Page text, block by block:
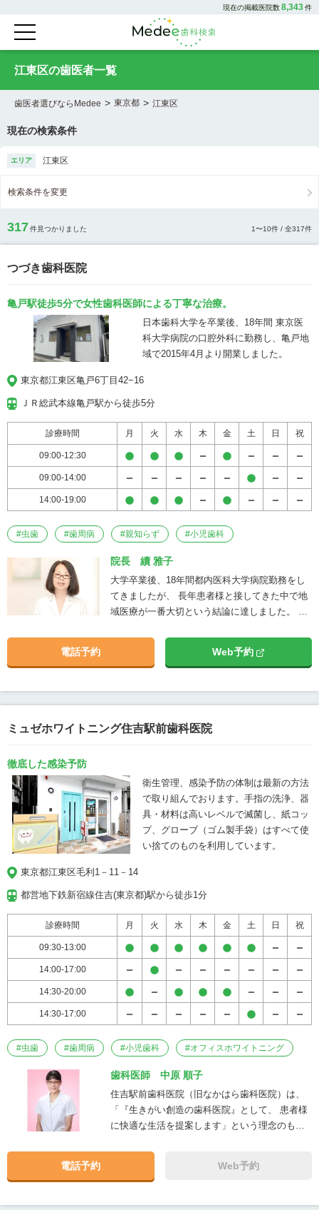
現在の掲載医院数8,343件
江東区の歯医者一覧
歯医者選びならMedee > 東京都 > 江東区
現在の検索条件
エリア 江東区
検索条件を変更
317件見つかりました 1〜10件 / 全317件
つづき歯科医院
東京都江東区亀戸6丁目42−16
ＪＲ総武本線亀戸駅から徒歩5分
診療時間 月 火 水 木 金 土 日 祝
09:00-12:30
09:00-14:00
14:00-19:00
#虫歯 #歯周病 #親知らず #小児歯科
亀戸駅徒歩5分で女性歯科医師による丁寧な治療。
日本歯科大学を卒業後、18年間 東京医
科大学病院の口腔外科に勤務し、亀戸地
域で2015年4月より開業しました。
院長 續 雅子
大学卒業後、18年間都内医科大学病院勤務をし
てきましたが、 長年患者様と接してきた中で地
域医療が一番大切という結論に達しました。 地
め、2015年4月より地元である東京下町亀戸に戻
りました。40年以上前より父が診療してきた、
ーアルし、父と共に今まで以上に地域の皆様に
愛される医院を目指していきます。
電話予約 Web予約
ミュゼホワイトニング住吉駅前歯科医院
東京都江東区毛利1－11－14
都営地下鉄新宿線住吉(東京都)駅から徒歩1分
診療時間 月 火 水 木 金 土 日 祝
09:30-13:00
14:00-17:00
14:30-20:00
14:30-17:00
#虫歯 #歯周病 #小児歯科 #オフィスホワイトニング
徹底した感染予防
衛生管理、感染予防の体制は最新の方法
で取り組んでおります。手指の洗浄、器
具・材料は高いレベルで滅菌し、紙コッ
プ、グローブ（ゴム製手袋）はすべて使
い捨てのものを利用しています。
歯科医師 中原 順子
住吉駅前歯科医院（旧なかはら歯科医院）は、
「『生きがい創造の歯科医院』として、 患者様
に快適な生活を提案します」という理念のも
いりました。 現代のムシ歯や歯周病に対する知
識や理解においては、昔と比べものにならない
の医療に対するニーズは目に見えて変わってき
電話予約 Web予約